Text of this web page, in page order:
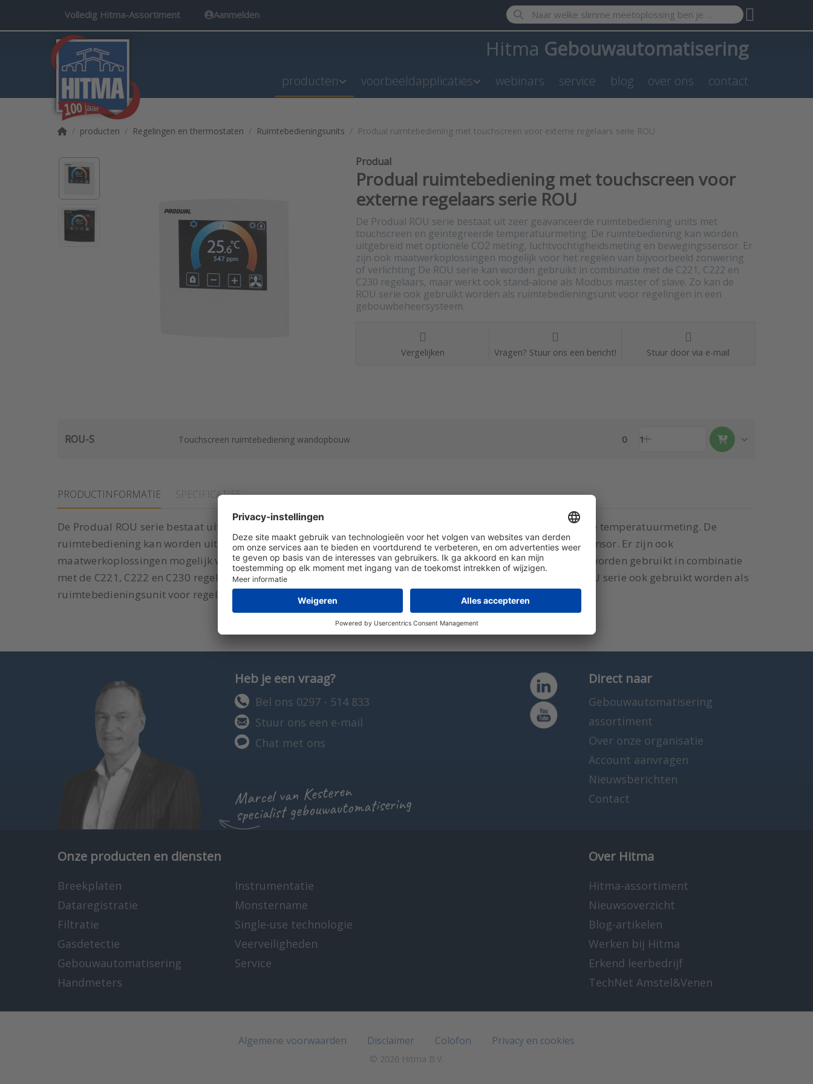
Volledig Hitma-Assortiment Aanmelden Enter a search term. Results will appear automatically as you type.
Hitma Gebouwautomatisering
producten voorbeeldapplicaties webinars service blog over ons contact
Startpagina
producten Regelingen en thermostaten Ruimtebedieningsunits Produal ruimtebediening met touchscreen voor externe regelaars serie ROU
Produal
Produal ruimtebediening met touchscreen voor
externe regelaars serie ROU
De Produal ROU serie bestaat uit zeer geavanceerde ruimtebediening units met
touchscreen en geïntegreerde temperatuurmeting. De ruimtebediening kan worden
uitgebreid met optionele CO2 meting, luchtvochtigheidsmeting en bewegingssensor. Er
zijn ook maatwerkoplossingen mogelijk voor het regelen van bijvoorbeeld zonwering
of verlichting De ROU serie kan worden gebruikt in combinatie met de C221, C222 en
C230 regelaars, maar werkt ook stand-alone als Modbus master of slave. Zo kan de
ROU serie ook gebruikt worden als ruimtebedieningsunit voor regelingen in een
gebouwbeheersysteem.
Vergelijken Vragen? Stuur ons een bericht! Stuur door via e-mail
ROU-S Touchscreen ruimtebediening wandopbouw 0 1
PRODUCTINFORMATIE SPECIFICATIES
De Produal ROU serie bestaat uit zeer geavanceerde ruimtebediening units met touchscreen en geïntegreerde temperatuurmeting. De
ruimtebediening kan worden uitgebreid met optionele CO2 meting, luchtvochtigheidsmeting en bewegingssensor. Er zijn ook
maatwerkoplossingen mogelijk voor het regelen van bijvoorbeeld zonwering of verlichting De ROU serie kan worden gebruikt in combinatie
met de C221, C222 en C230 regelaars, maar werkt ook stand-alone als Modbus master of slave. Zo kan de ROU serie ook gebruikt worden als
ruimtebedieningsunit voor regelingen in een gebouwbeheersysteem.
Heb je een vraag?
Bel ons 0297 - 514 833
Stuur ons een e-mail
Chat met ons
Marcel van Kesteren
specialist gebouwautomatisering
Direct naar
Gebouwautomatisering
assortiment
Over onze organisatie
Account aanvragen
Nieuwsberichten
Contact
Onze producten en diensten
Breekplaten
Dataregistratie
Filtratie
Gasdetectie
Gebouwautomatisering
Handmeters
Instrumentatie
Monstername
Single-use technologie
Veerveiligheden
Service
Over Hitma
Hitma-assortiment
Nieuwsoverzicht
Blog-artikelen
Werken bij Hitma
Erkend leerbedrijf
TechNet Amstel&Venen
Algemene voorwaarden Disclaimer Colofon Privacy en cookies
© 2026 Hitma B.V.